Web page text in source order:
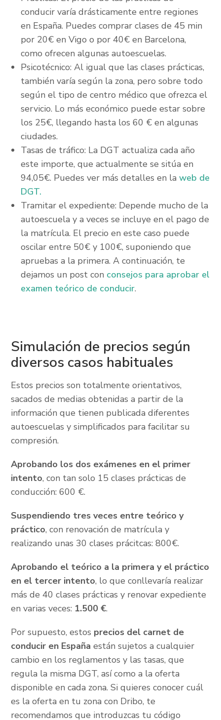
conducir varía drásticamente entre regiones
en España. Puedes comprar clases de 45 min
por 20€ en Vigo o por 40€ en Barcelona,
como ofrecen algunas autoescuelas.
Psicotécnico: Al igual que las clases prácticas,
también varía según la zona, pero sobre todo
según el tipo de centro médico que ofrezca el
servicio. Lo más económico puede estar sobre
los 25€, llegando hasta los 60 € en algunas
ciudades.
Tasas de tráfico: La DGT actualiza cada año
este importe, que actualmente se sitúa en
94,05€. Puedes ver más detalles en la web de
DGT.
Tramitar el expediente: Depende mucho de la
autoescuela y a veces se incluye en el pago de
la matrícula. El precio en este caso puede
oscilar entre 50€ y 100€, suponiendo que
apruebas a la primera. A continuación, te
dejamos un post con consejos para aprobar el
examen teórico de conducir.
Simulación de precios según
diversos casos habituales
Estos precios son totalmente orientativos,
sacados de medias obtenidas a partir de la
información que tienen publicada diferentes
autoescuelas y simplificados para facilitar su
compresión.
Aprobando los dos exámenes en el primer
intento, con tan solo 15 clases prácticas de
conducción: 600 €.
Suspendiendo tres veces entre teórico y
práctico, con renovación de matrícula y
realizando unas 30 clases prácitcas: 800€.
Aprobando el teórico a la primera y el práctico
en el tercer intento, lo que conllevaría realizar
más de 40 clases prácticas y renovar expediente
en varias veces: 1.500 €.
Por supuesto, estos precios del carnet de
conducir en Españaestán sujetos a cualquier
cambio en los reglamentos y las tasas, que
regula la misma DGT, así como a la oferta
disponible en cada zona. Si quieres conocer cuál
es la oferta en tu zona con Dribo, te
recomendamos que introduzcas tu código